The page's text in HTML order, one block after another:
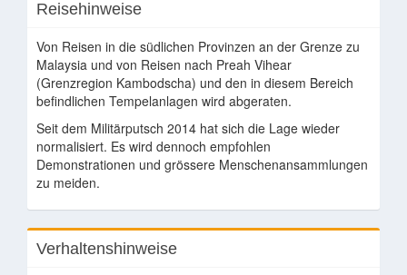
Reisehinweise
Von Reisen in die südlichen Provinzen an der Grenze zu
Malaysia und von Reisen nach Preah Vihear
(Grenzregion Kambodscha) und den in diesem Bereich
befindlichen Tempelanlagen wird abgeraten.
Seit dem Militärputsch 2014 hat sich die Lage wieder
normalisiert. Es wird dennoch empfohlen
Demonstrationen und grössere Menschenansammlungen
zu meiden.
Verhaltenshinweise